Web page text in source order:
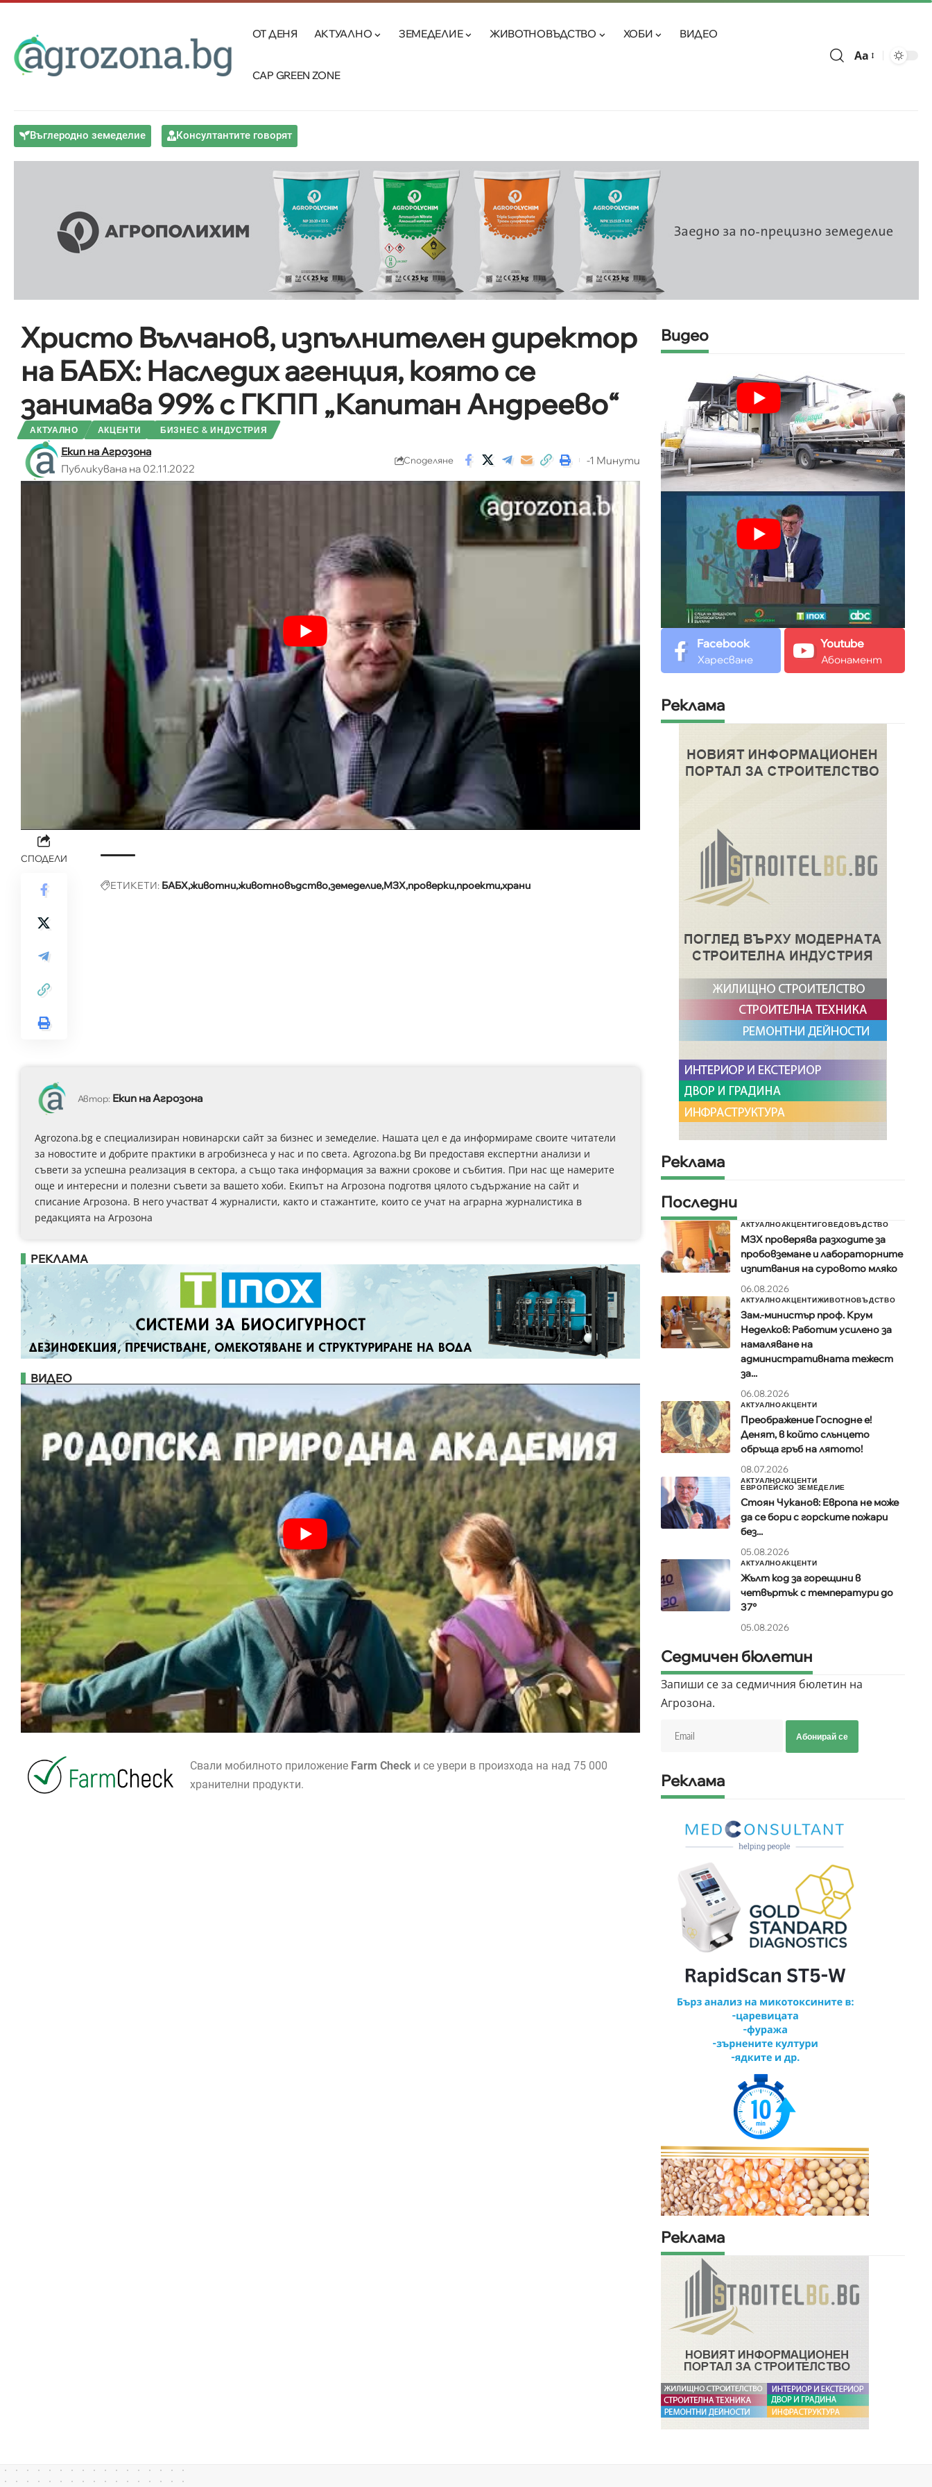
ОТ ДЕНЯ АКТУАЛНО ЗЕМЕДЕЛИЕ ЖИВОТНОВЪДСТВО ХОБИ ВИДЕО
CAP GREEN ZONE
Aa
Въглеродно земеделие Консултантите говорят
Христо Вълчанов, изпълнителен директор
на БАБХ: Наследих агенция, която се
занимава 99% с ГКПП „Капитан Андреево“
АКТУАЛНО АКЦЕНТИ БИЗНЕС & ИНДУСТРИЯ
Екип на Агрозона
Публикувана на 02.11.2022
Споделяне -1 Минути
СПОДЕЛИ
ЕТИКЕТИ: БАБХживотниживотновъдствоземеделиеМЗХпроверкипроектихрани
Автор: Екип на Агрозона
Agrozona.bg e специализиран новинарски сайт за бизнес и земеделие. Нашата цел е да информираме своите читатели
за новостите и добрите практики в агробизнеса у нас и по света. Agrozona.bg Ви предоставя експертни анализи и
съвети за успешна реализация в сектора, а също така информация за важни срокове и събития. При нас ще намерите
още и интересни и полезни съвети за вашето хоби. Екипът на Агрозона подготвя цялото съдържание на сайт и
списание Агрозона. В него участват 4 журналисти, както и стажантите, които се учат на аграрна журналистика в
редакцията на Агрозона
РЕКЛАМА
ВИДЕО
Свали мобилното приложение Farm Checkи се увери в произхода на над 75 000
хранителни продукти.
Видео
Facebook
Харесване
Youtube
Абонамент
Реклама
Реклама
Последни
АКТУАЛНОАКЦЕНТИГОВЕДОВЪДСТВО
МЗХ проверява разходите за
пробовземане и лабораторните
изпитвания на суровото мляко
06.08.2026
АКТУАЛНОАКЦЕНТИЖИВОТНОВЪДСТВО
Зам.-министър проф. Крум
Неделков: Работим усилено за
намаляване на
административната тежест
за...
06.08.2026
АКТУАЛНОАКЦЕНТИ
Преображение Господне е!
Денят, в който слънцето
обръща гръб на лятото!
08.07.2026
АКТУАЛНОАКЦЕНТИ
ЕВРОПЕЙСКО ЗЕМЕДЕЛИЕ
Стоян Чуканов: Европа не може
да се бори с горските пожари
без...
05.08.2026
АКТУАЛНОАКЦЕНТИ
Жълт код за горещини в
четвъртък с температури до
37°
05.08.2026
Седмичен бюлетин
Запиши се за седмичния бюлетин на
Агрозона.
Абонирай се
Реклама
Реклама